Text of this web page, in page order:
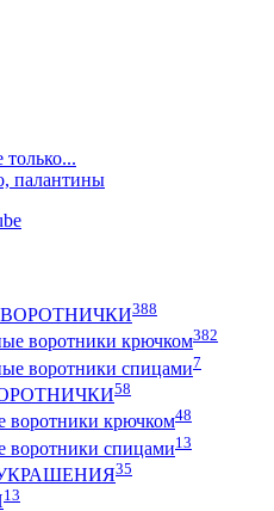
только...
палантины
388
воротники крючком382
воротники спицами7
58
воротники крючком48
воротники спицами13
35
13